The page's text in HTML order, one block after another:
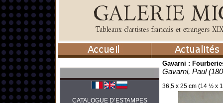
CATALOGUE D’ESTAMPES
Gavarni :
Gavarni, Paul
36,5 x 25 cm (14 ½ x